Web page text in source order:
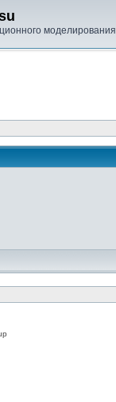
моделирования